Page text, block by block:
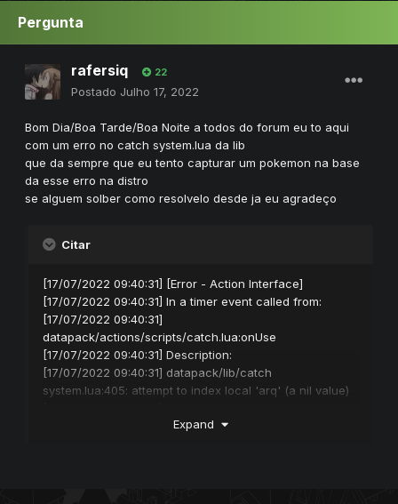
Pergunta
rafersiq 22
Postado Julho 17, 2022
Bom Dia/Boa Tarde/Boa Noite a todos do forum eu to aqui
com um erro no catch system.lua da lib
que da sempre que eu tento capturar um pokemon na base
da esse erro na distro
se alguem solber como resolvelo desde ja eu agradeço
Citar
[17/07/2022 09:40:31] [Error - Action Interface]
[17/07/2022 09:40:31] In a timer event called from:
[17/07/2022 09:40:31]
datapack/actions/scripts/catch.lua:onUse
[17/07/2022 09:40:31] Description:
[17/07/2022 09:40:31] datapack/lib/catch
system.lua:405: attempt to index local 'arq' (a nil value)
[17/07/2022 09:40:31] datapack/lib/catch
Expand